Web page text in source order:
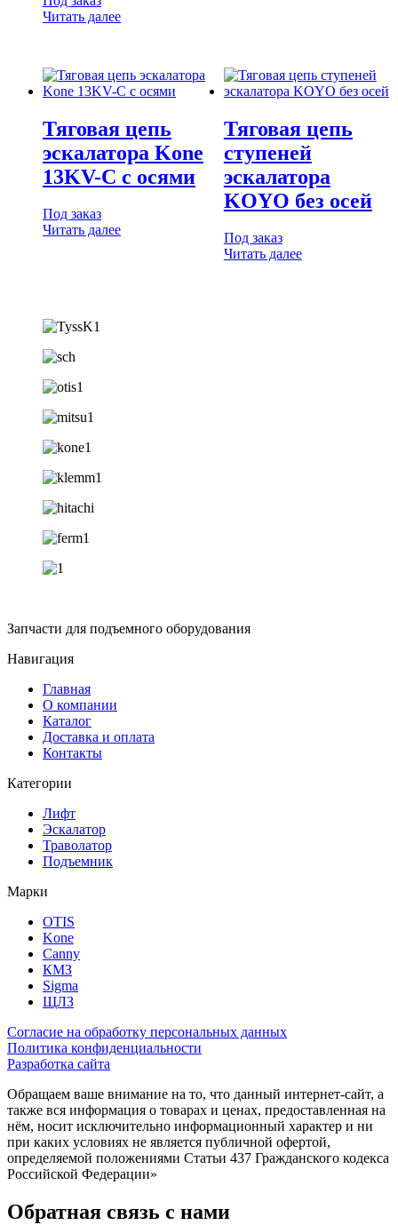
Читать далее
Тяговая цепь
эскалатора Kone
13KV-C с осями
Под заказ
Читать далее
Тяговая цепь
ступеней
эскалатора
KOYO без осей
Под заказ
Читать далее
Запчасти для подъемного оборудования
Навигация
Главная
О компании
Каталог
Доставка и оплата
Контакты
Категории
Лифт
Эскалатор
Траволатор
Подъемник
Марки
OTIS
Kone
Canny
КМЗ
Sigma
ЩЛЗ
Согласие на обработку персональных данных
Политика конфиденциальности
Разработка сайта
Обращаем ваше внимание на то, что данный интернет-сайт, а
также вся информация о товарах и ценах, предоставленная на
нём, носит исключительно информационный характер и ни
при каких условиях не является публичной офертой,
определяемой положениями Статьи 437 Гражданского кодекса
Российской Федерации»
Обратная связь с нами